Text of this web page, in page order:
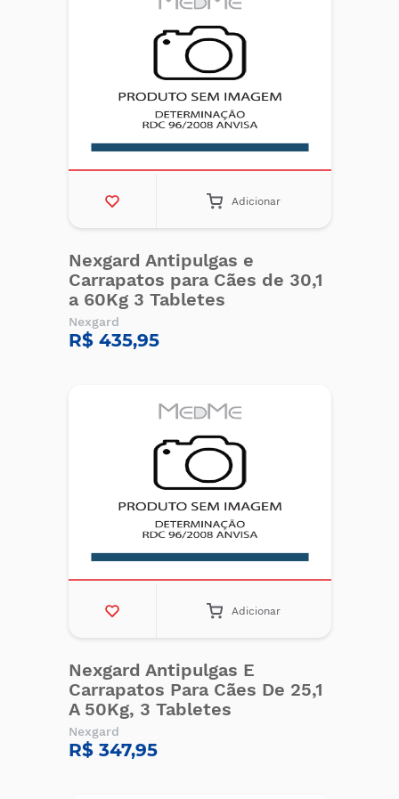
Adicionar
Nexgard Antipulgas e
Carrapatos para Cães de 30,1
a 60Kg 3 Tabletes
Nexgard
R$ 435,95
Adicionar
Nexgard Antipulgas E
Carrapatos Para Cães De 25,1
A 50Kg, 3 Tabletes
Nexgard
R$ 347,95